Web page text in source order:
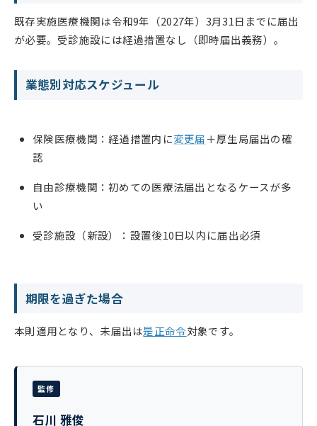
既存実施医療機関は令和9年（2027年）3月31日までに届出
が必要。受診施設には経過措置なし（即時届出義務）。
業態別対応スケジュール
保険医療機関：経過措置内に変更届＋厚生局届出の確
認
自由診療機関：初めての医療法届出となるケースが多
い
受診施設（新設）：設置後10日以内に届出必須
期限を過ぎた場合
本則適用となり、未届出は是正命令対象です。
監修
石川 雅俊